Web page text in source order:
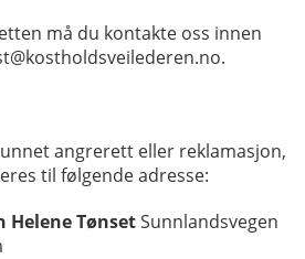
må du kontakte oss innen
angrerett eller reklamasjon,
til følgende adresse:
Helene TønsetSunnlandsvegen